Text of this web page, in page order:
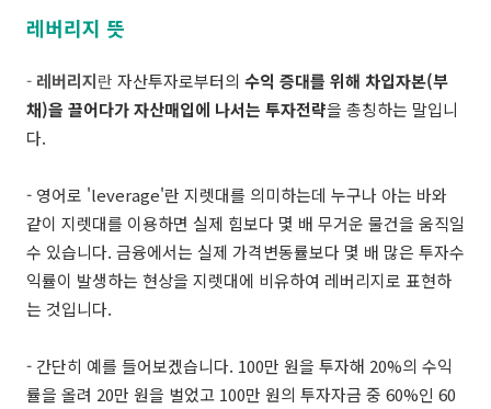
레버리지 뜻
- 레버리지란 자산투자로부터의 수익 증대를 위해 차입자본(부
채)을 끌어다가 자산매입에 나서는 투자전략을 총칭하는 말입니
다.
- 영어로 'leverage'란 지렛대를 의미하는데 누구나 아는 바와
같이 지렛대를 이용하면 실제 힘보다 몇 배 무거운 물건을 움직일
수 있습니다. 금융에서는 실제 가격변동률보다 몇 배 많은 투자수
익률이 발생하는 현상을 지렛대에 비유하여 레버리지로 표현하
는 것입니다.
- 간단히 예를 들어보겠습니다. 100만 원을 투자해 20%의 수익
률을 올려 20만 원을 벌었고 100만 원의 투자자금 중 60%인 60